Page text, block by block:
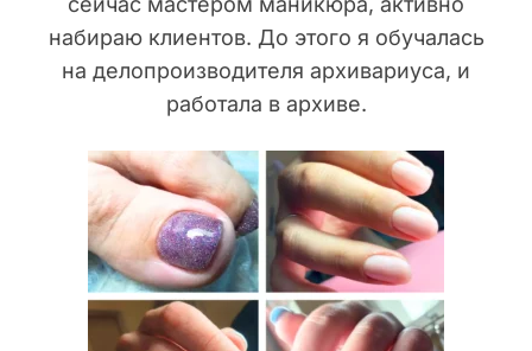
набираю клиентов. До этого я обучалась
на делопроизводителя архивариуса, и
работала в архиве.